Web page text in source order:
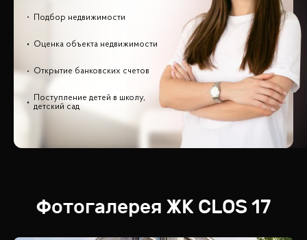
Подбор недвижимости
Оценка объекта недвижимости
Открытие банковских счетов
Поступление детей в школу,
детский сад
Фотогалерея ЖК CLOS 17